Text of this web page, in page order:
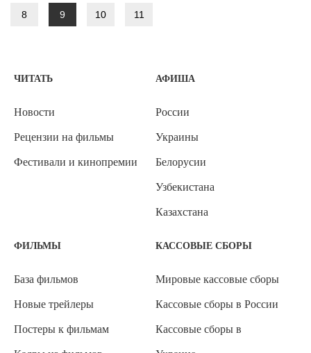
8 9 10 11
ЧИТАТЬ
Новости
Рецензии на фильмы
Фестивали и кинопремии
АФИША
России
Украины
Белорусии
Узбекистана
Казахстана
ФИЛЬМЫ
База фильмов
Новые трейлеры
Постеры к фильмам
КАССОВЫЕ СБОРЫ
Мировые кассовые сборы
Кассовые сборы в России
Кассовые сборы в